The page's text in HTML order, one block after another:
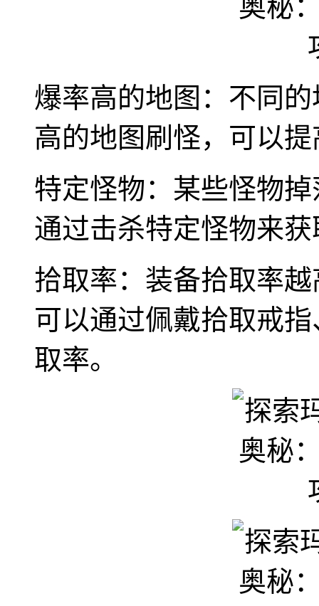
爆率高的地图：不同
高的地图刷怪，可以
特定怪物：某些怪物
通过击杀特定怪物来
拾取率：装备拾取率
可以通过佩戴拾取戒
取率。